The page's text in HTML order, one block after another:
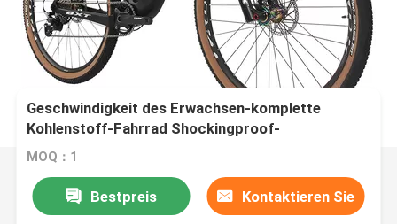
Geschwindigkeit des Erwachsen-komplette
Kohlenstoff-Fahrrad Shockingproof-
Gebirgsfahrrad-11
MOQ：1
Bestpreis Kontaktieren Sie